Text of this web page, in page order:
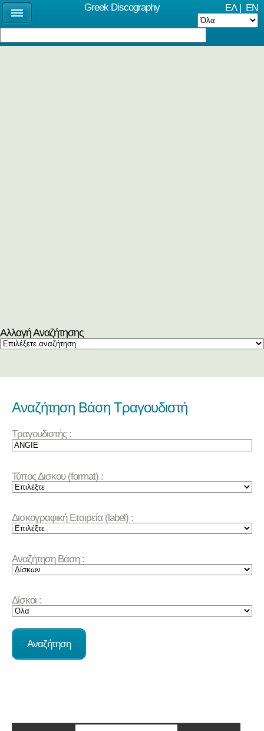
ΕΛ| EN
Αλλαγή Αναζήτησης
Αναζήτηση Βάση Τραγουδιστή
Τραγουδιστής :
Τύπος Δισκου (format) :
Δισκογραφική Εταιρεία (label) :
Αναζήτηση Βάση :
Δίσκοι :
Greek Discography